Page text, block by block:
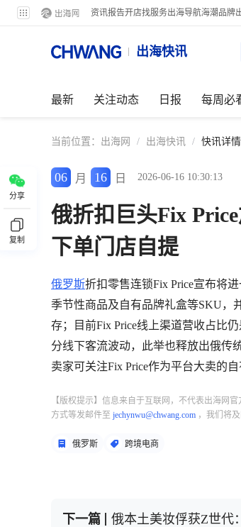
资讯报告开店找服务出海导航海潮品牌
出海快讯
最新 关注动态 日报 每周必
当前位置： 出海网 / 出海快讯 / 快讯详情
分享
复制
06 月 16 日 2026-06-16 10:30:13
俄折扣巨头Fix
下单门店自提
俄罗斯折扣零售连锁Fix Price宣布将
季节性商品及自有品牌礼盒等SKU，
存；目前Fix Price线上渠道营收占比
分线下客流波动，此举也释放出俄传
卖家可关注Fix Price作为平台大卖的
【版权提示】信息来自于互联网，不代表出海网
方式等发邮件至 jechynwu@chwang.com ，我们将
俄罗斯 跨境电商
下一篇 俄本土美妆俘获Z世代